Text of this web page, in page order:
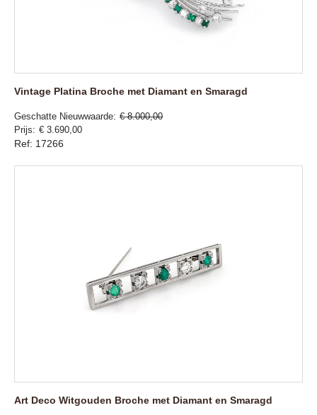
Vintage Platina Broche met Diamant en Smaragd
Geschatte Nieuwwaarde € 8.000,00
Prijs
€ 3.690,00
Ref: 17266
Art Deco Witgouden Broche met Diamant en Smaragd